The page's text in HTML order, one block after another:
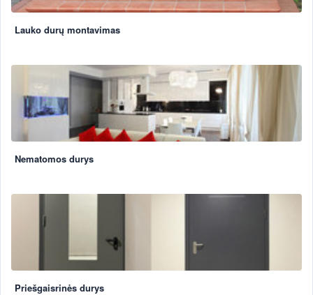
Lauko durų montavimas
Nematomos durys
Priešgaisrinės durys